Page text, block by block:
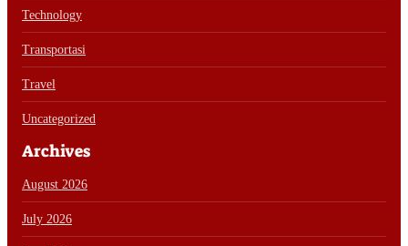
Technology
Transportasi
Travel
Uncategorized
Archives
August 2026
July 2026